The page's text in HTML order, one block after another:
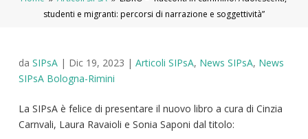
studenti e migranti: percorsi di narrazione e soggettività”
da SIPsA| Dic 19, 2023 | Articoli SIPsA, News SIPsA, News
SIPsA Bologna-Rimini
La SIPsA è felice di presentare il nuovo libro a cura di Cinzia
Carnvali, Laura Ravaioli e Sonia Saponi dal titolo: